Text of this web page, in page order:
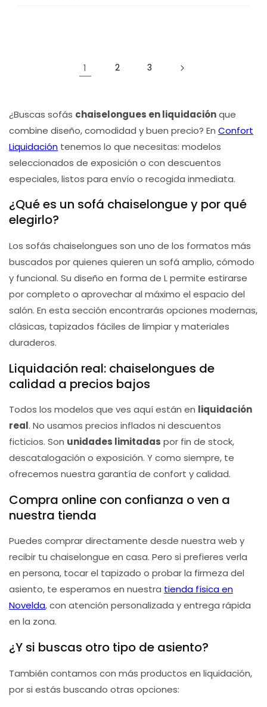
1 2 3
¿Buscas sofás chaiselongues en liquidaciónque
combine diseño, comodidad y buen precio? En Confort
Liquidación tenemos lo que necesitas: modelos
seleccionados de exposición o con descuentos
especiales, listos para envío o recogida inmediata.
¿Qué es un sofá chaiselongue y por qué
elegirlo?
Los sofás chaiselongues son uno de los formatos más
buscados por quienes quieren un sofá amplio, cómodo
y funcional. Su diseño en forma de L permite estirarse
por completo o aprovechar al máximo el espacio del
salón. En esta sección encontrarás opciones modernas,
clásicas, tapizados fáciles de limpiar y materiales
duraderos.
Liquidación real: chaiselongues de
calidad a precios bajos
Todos los modelos que ves aquí están en liquidación
real. No usamos precios inflados ni descuentos
ficticios. Son unidades limitadas por fin de stock,
descatalogación o exposición. Y como siempre, te
ofrecemos nuestra garantía de confort y calidad.
Compra online con confianza o ven a
nuestra tienda
Puedes comprar directamente desde nuestra web y
recibir tu chaiselongue en casa. Pero si prefieres verla
en persona, tocar el tapizado o probar la firmeza del
asiento, te esperamos en nuestra tienda física en
Novelda, con atención personalizada y entrega rápida
en la zona.
¿Y si buscas otro tipo de asiento?
También contamos con más productos en liquidación,
por si estás buscando otras opciones: